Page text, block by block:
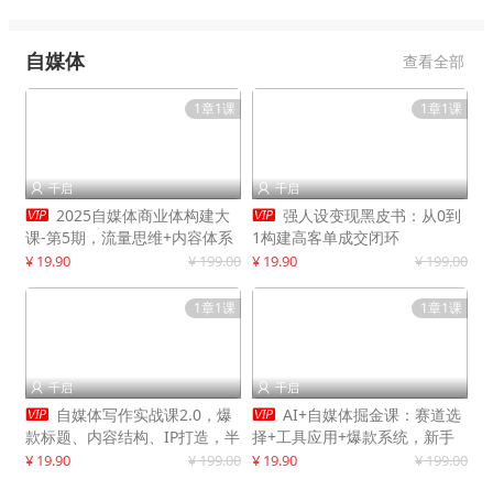
自媒体 查看全部
1章1课
 千启
 2025自媒体商业体构建大
课-第5期，流量思维+内容体系
+变现闭环，打造个人可持续生
¥ 19.90 ¥ 199.00
1章1课
 千启
 强人设变现黑皮书：从0到
1构建高客单成交闭环
¥ 19.90 ¥ 199.00
1章1课
 千启
 自媒体写作实战课2.0，爆
款标题、内容结构、IP打造，半
年复制30万粉月入10万+
¥ 19.90 ¥ 199.00
1章1课
 千启
 AI+自媒体掘金课：赛道选
择+工具应用+爆款系统，新手
快速起步，副业月入8000+
¥ 19.90 ¥ 199.00